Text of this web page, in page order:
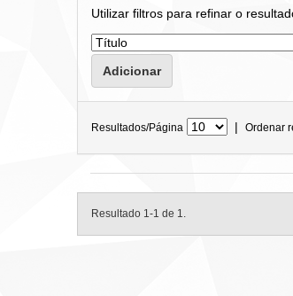
Utilizar filtros para refinar o
Resultados/Página | Ordenar
Resultado 1-1 de 1.